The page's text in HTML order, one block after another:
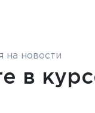
на новости
в